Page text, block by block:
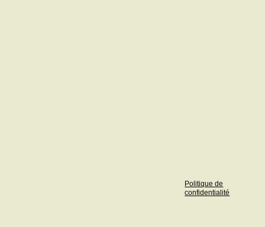
Politique de
confidentialité